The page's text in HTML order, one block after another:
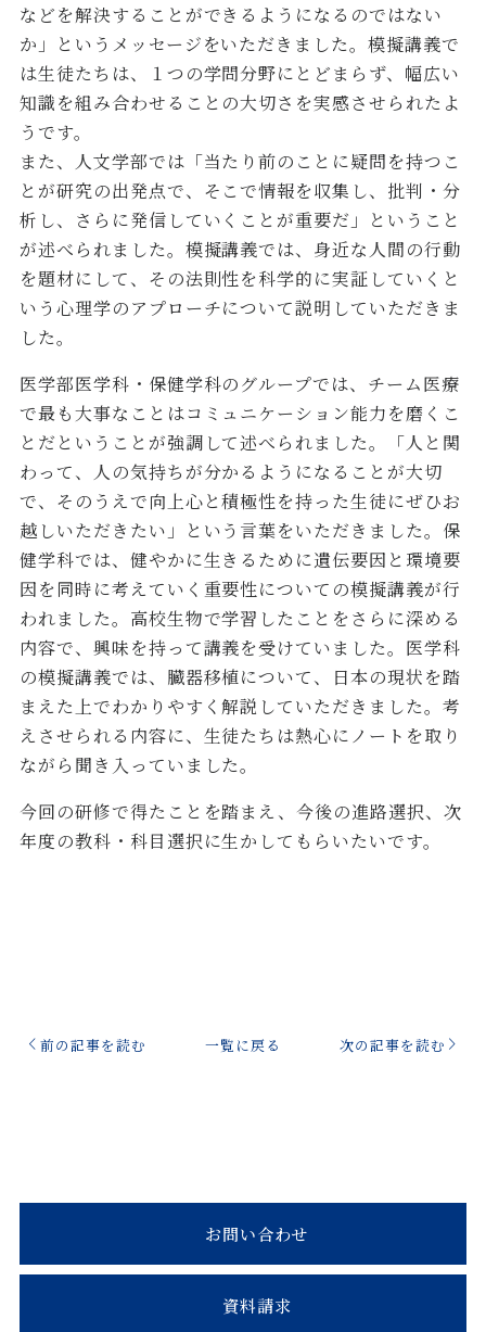
などを解決することができるようになるのではない
か」というメッセージをいただきました。模擬講義で
は生徒たちは、１つの学問分野にとどまらず、幅広い
知識を組み合わせることの大切さを実感させられたよ
うです。
また、人文学部では「当たり前のことに疑問を持つこ
とが研究の出発点で、そこで情報を収集し、批判・分
析し、さらに発信していくことが重要だ」ということ
が述べられました。模擬講義では、身近な人間の行動
を題材にして、その法則性を科学的に実証していくと
いう心理学のアプローチについて説明していただきま
した。
医学部医学科・保健学科のグループでは、チーム医療
で最も大事なことはコミュニケーション能力を磨くこ
とだということが強調して述べられました。「人と関
わって、人の気持ちが分かるようになることが大切
で、そのうえで向上心と積極性を持った生徒にぜひお
越しいただきたい」という言葉をいただきました。保
健学科では、健やかに生きるために遺伝要因と環境要
因を同時に考えていく重要性についての模擬講義が行
われました。高校生物で学習したことをさらに深める
内容で、興味を持って講義を受けていました。医学科
の模擬講義では、臓器移植について、日本の現状を踏
まえた上でわかりやすく解説していただきました。考
えさせられる内容に、生徒たちは熱心にノートを取り
ながら聞き入っていました。
今回の研修で得たことを踏まえ、今後の進路選択、次
年度の教科・科目選択に生かしてもらいたいです。
前の記事を読む 一覧に戻る 次の記事を読む
お問い合わせ
資料請求